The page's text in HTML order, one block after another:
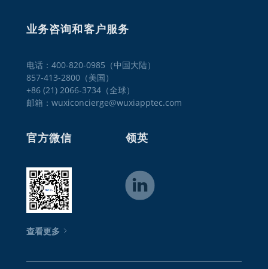
业务咨询和客户服务
电话：400-820-0985（中国大陆）
857-413-2800（美国）
+86 (21) 2066-3734（全球）
邮箱：wuxiconcierge@wuxiapptec.com
官方微信 领英
查看更多